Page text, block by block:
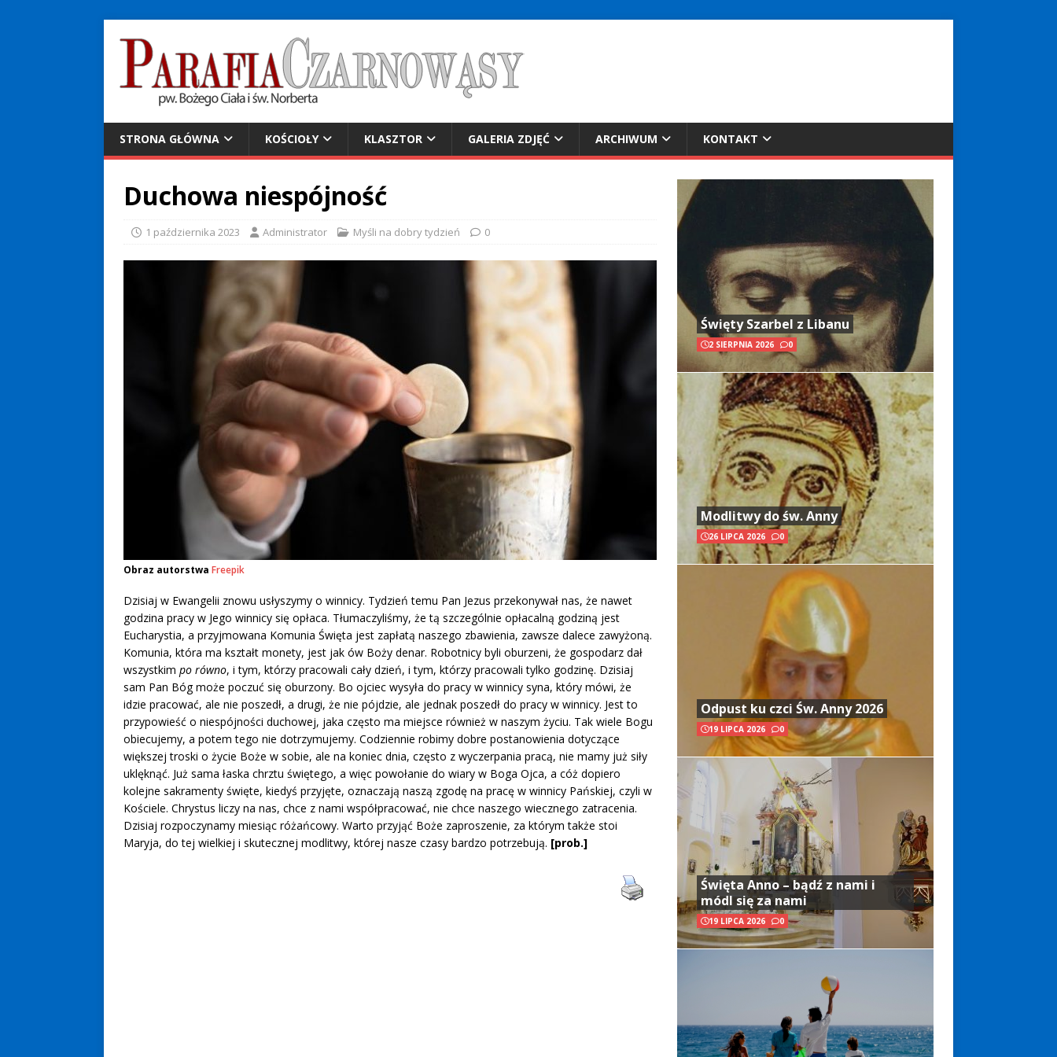
STRONA GŁÓWNA KOŚCIOŁY KLASZTOR GALERIA ZDJĘĆ ARCHIWUM KONTAKT
Duchowa niespójność
1 października 2023 Administrator Myśli na dobry tydzień 0
Obraz autorstwa Freepik
Dzisiaj w Ewangelii znowu usłyszymy o winnicy. Tydzień temu Pan Jezus przekonywał nas, że nawet
godzina pracy w Jego winnicy się opłaca. Tłumaczyliśmy, że tą szczególnie opłacalną godziną jest
Eucharystia, a przyjmowana Komunia Święta jest zapłatą naszego zbawienia, zawsze dalece zawyżoną.
Komunia, która ma kształt monety, jest jak ów Boży denar. Robotnicy byli oburzeni, że gospodarz dał
wszystkim po równo, i tym, którzy pracowali cały dzień, i tym, którzy pracowali tylko godzinę. Dzisiaj
sam Pan Bóg może poczuć się oburzony. Bo ojciec wysyła do pracy w winnicy syna, który mówi, że
idzie pracować, ale nie poszedł, a drugi, że nie pójdzie, ale jednak poszedł do pracy w winnicy. Jest to
przypowieść o niespójności duchowej, jaka często ma miejsce również w naszym życiu. Tak wiele Bogu
obiecujemy, a potem tego nie dotrzymujemy. Codziennie robimy dobre postanowienia dotyczące
większej troski o życie Boże w sobie, ale na koniec dnia, często z wyczerpania pracą, nie mamy już siły
uklęknąć. Już sama łaska chrztu świętego, a więc powołanie do wiary w Boga Ojca, a cóż dopiero
kolejne sakramenty święte, kiedyś przyjęte, oznaczają naszą zgodę na pracę w winnicy Pańskiej, czyli w
Kościele. Chrystus liczy na nas, chce z nami współpracować, nie chce naszego wiecznego zatracenia.
Dzisiaj rozpoczynamy miesiąc różańcowy. Warto przyjąć Boże zaproszenie, za którym także stoi
Maryja, do tej wielkiej i skutecznej modlitwy, której nasze czasy bardzo potrzebują. [prob.]
Święty Szarbel z Libanu
2 SIERPNIA 2026 0
Modlitwy do św. Anny
26 LIPCA 2026 0
Odpust ku czci Św. Anny 2026
19 LIPCA 2026 0
Święta Anno – bądź z nami i
módl się za nami
19 LIPCA 2026 0